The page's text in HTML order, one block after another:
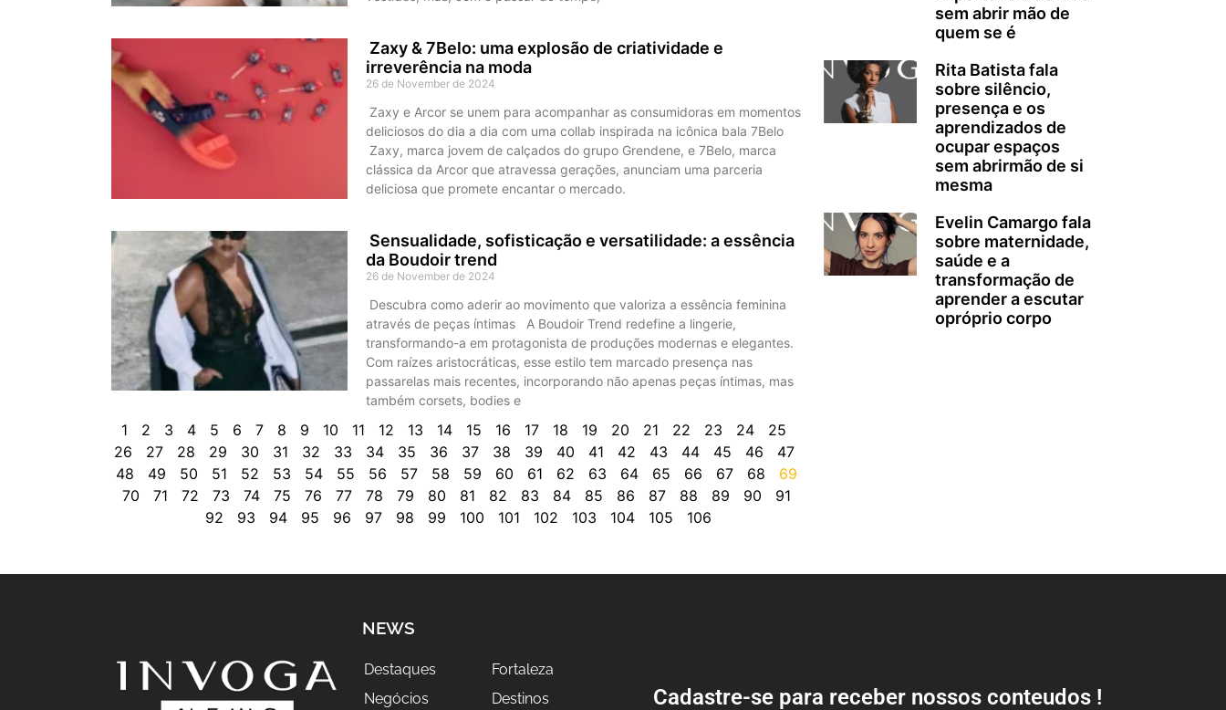
Zaxy & 7Belo: uma explosão de criatividade e
irreverência na moda
26 de November de 2024
Zaxy e Arcor se unem para acompanhar as consumidoras em momentos
deliciosos do dia a dia com uma collab inspirada na icônica bala 7Belo
Zaxy, marca jovem de calçados do grupo Grendene, e 7Belo, marca
clássica da Arcor que atravessa gerações, anunciam uma parceria
deliciosa que promete encantar o mercado.
Sensualidade, sofisticação e versatilidade: a essência
da Boudoir trend
26 de November de 2024
Descubra como aderir ao movimento que valoriza a essência feminina
através de peças íntimas A Boudoir Trend redefine a lingerie,
transformando-a em protagonista de produções modernas e elegantes.
Com raízes aristocráticas, esse estilo tem marcado presença nas
passarelas mais recentes, incorporando não apenas peças íntimas, mas
também corsets, bodies e
1 2 3 4 5 6 7 8 9 10 11 12 13 14 15 16 17 18 19 20 21 22 23 24
25
26
27 28 29 30 31 32 33 34 35 36 37 38 39 40 41 42 43 44 45 46
47
48
49 50 51 52 53 54 55 56 57 58 59 60 61 62 63 64 65 66 67 68
69
70
71 72 73 74 75 76 77 78 79 80 81 82 83 84 85 86 87 88 89 90
91
92
93 94 95 96 97 98 99 100 101 102 103 104 105 106
sem abrir mão de
quem se é
Rita Batista fala
sobre silêncio,
presença e os
aprendizados de
ocupar espaços
sem abrirmão de si
mesma
Evelin Camargo fala
sobre maternidade,
saúde e a
transformação de
aprender a escutar
opróprio corpo
NEWS
Destaques
Negócios
Fortaleza
Destinos
Cadastre-se para receber nossos conteudos !